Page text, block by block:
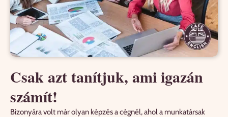
Csak azt tanítjuk, ami igazán
számít!
Bizonyára volt már olyan képzés a cégnél, ahol a munkatársak